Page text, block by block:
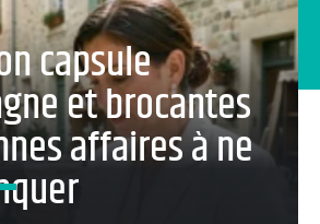
capsule
et brocantes
affaires à ne